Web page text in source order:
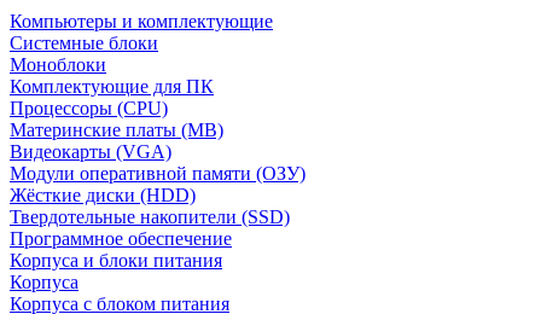
Компьютеры и комплектующие
Системные блоки
Моноблоки
Комплектующие для ПК
Процессоры (CPU)
Материнские платы (MB)
Видеокарты (VGA)
Модули оперативной памяти (ОЗУ)
Жёсткие диски (HDD)
Твердотельные накопители (SSD)
Программное обеспечение
Корпуса и блоки питания
Корпуса
Корпуса с блоком питания